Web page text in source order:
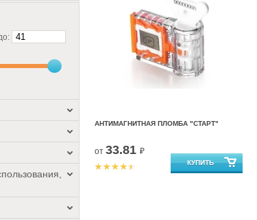
АНТИМАГНИТНАЯ ПЛОМБА "СТАРТ"
от 33.81 ₽